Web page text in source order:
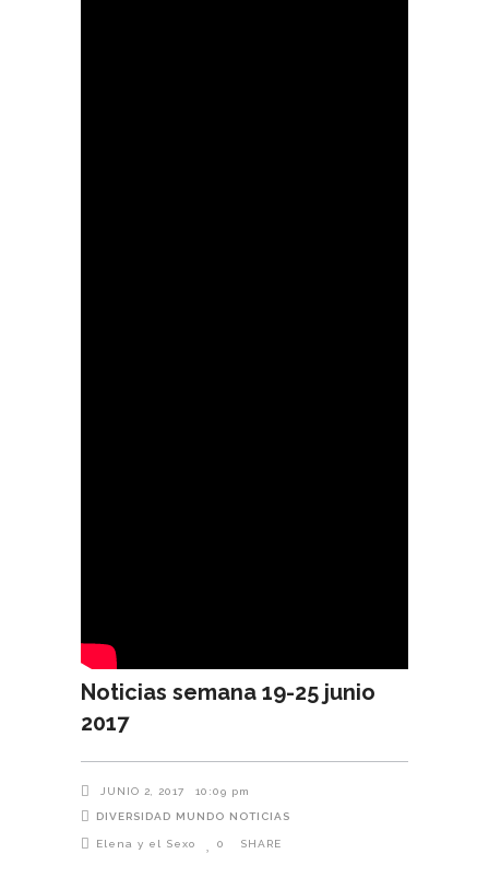
Noticias semana 19-25 junio
2017
JUNIO 2, 2017 10:09 pm
DIVERSIDAD MUNDO NOTICIAS
Elena y el Sexo 0 SHARE